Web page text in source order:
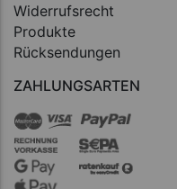
Widerrufsrecht
Produkte
Rücksendungen
ZAHLUNGSARTEN